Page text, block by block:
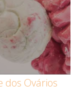
dos Ovários